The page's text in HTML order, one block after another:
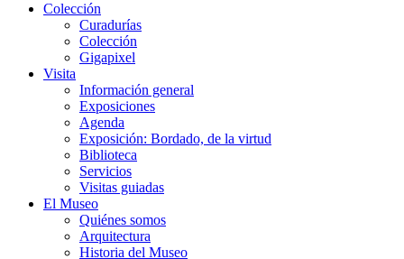
Colección
Curadurías
Colección
Gigapixel
Visita
Información general
Exposiciones
Agenda
Exposición: Bordado, de la virtud
Biblioteca
Servicios
Visitas guiadas
El Museo
Quiénes somos
Arquitectura
Historia del Museo